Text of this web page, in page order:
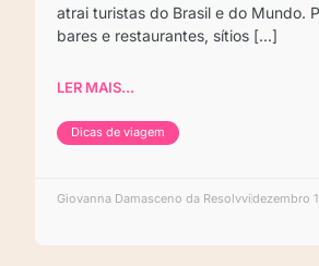
atrai turistas do Brasil e do Mundo.
bares e restaurantes, sítios [...]
LER MAIS...
Dicas de viagem
Giovanna Damasceno da Resolvvidezembro